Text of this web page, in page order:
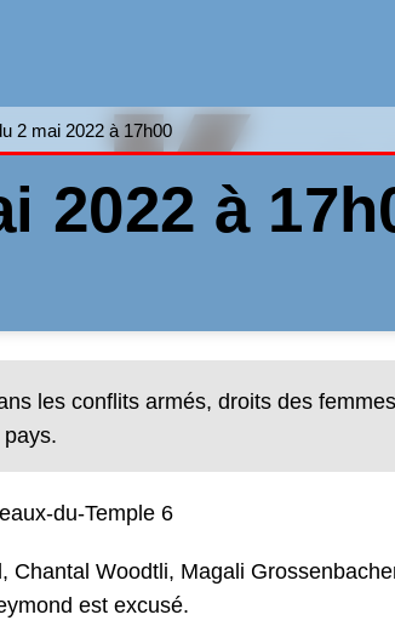
2 mai 2022 à 17h00
2022 à
les conflits armés, droits des
du-Temple 6
Woodtli, Magali
est excusé.